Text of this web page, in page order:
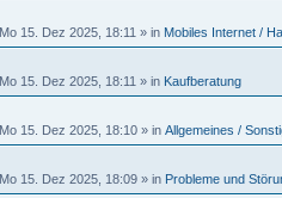
Mo 15. Dez 2025, 18:11 » in Mobiles Internet /
Mo 15. Dez 2025, 18:11 » in Kaufberatung
Mo 15. Dez 2025, 18:10 » in Allgemeines /
Mo 15. Dez 2025, 18:09 » in Probleme und